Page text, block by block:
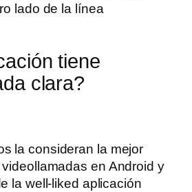
lado de la línea
tiene
clara?
la consideran la mejor
en Android y
la well-liked aplicación